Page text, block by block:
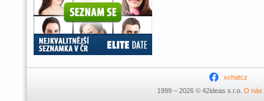
xchatcz
1999 – 2026 © 42ideas s.r.o. O nás